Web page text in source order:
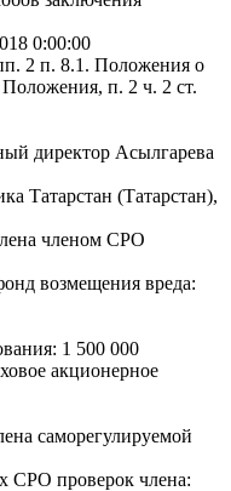
0:00:00
2 п. 8.1. Положения о
п. 2 ч. 2 ст.
директор Асылгарева
Татарстан (Татарстан),
членом СРО
возмещения вреда:
1 500 000
акционерное
саморегулируемой
СРО проверок члена: